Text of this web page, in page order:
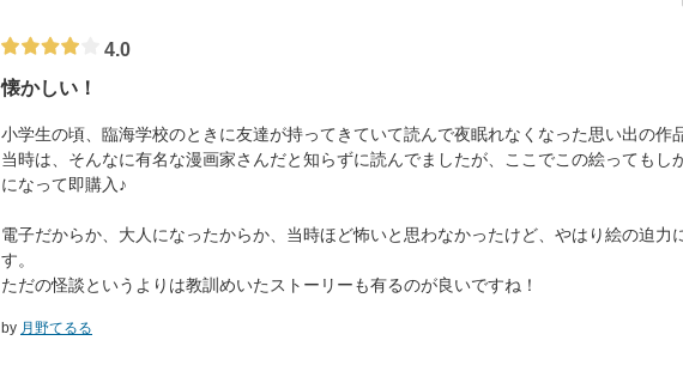
4.0
懐かしい！
小学生の頃、臨海学校のときに友達が持ってきていて読んで夜眠れなくなった思い出の作
当時は、そんなに有名な漫画家さんだと知らずに読んでましたが、ここでこの絵ってもし
になって即購入♪
電子だからか、大人になったからか、当時ほど怖いと思わなかったけど、やはり絵の迫力
す。
ただの怪談というよりは教訓めいたストーリーも有るのが良いですね！
by 月野てるる